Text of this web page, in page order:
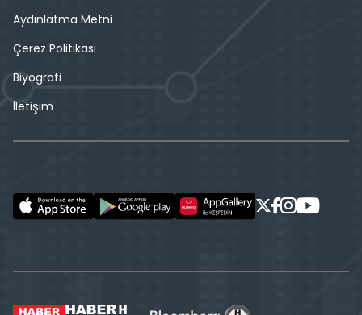
Aydınlatma Metni
Çerez Politikası
Biyografi
İletişim